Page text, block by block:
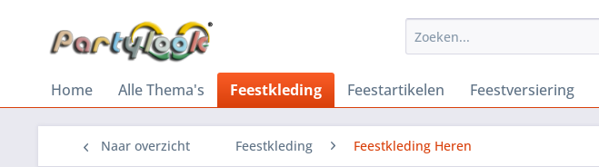
Home Alle Thema's Feestkleding Feestartikelen Feestversiering
Naar overzicht Feestkleding Feestkleding Heren